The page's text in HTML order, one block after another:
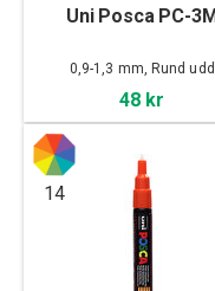
Uni Posca PC-3M
0,9-1,3 mm, Rund udd
48 kr
14